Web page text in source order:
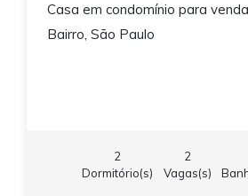
Casa em condomínio para
Bairro, São Paulo
2
Dormitório(s)
2
Vagas(s)